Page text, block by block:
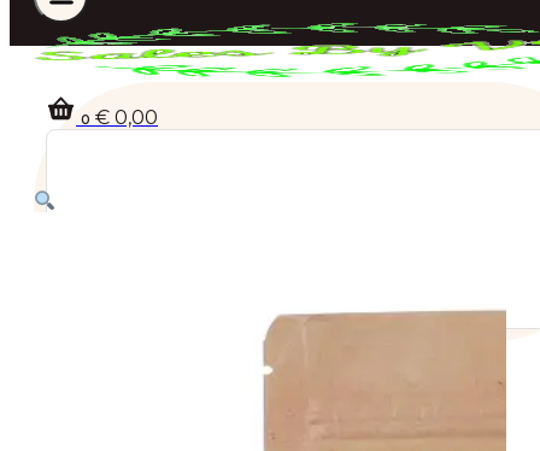
0 € 0,00